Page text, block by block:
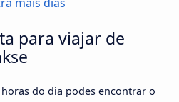
para viajar de
do dia podes encontrar o